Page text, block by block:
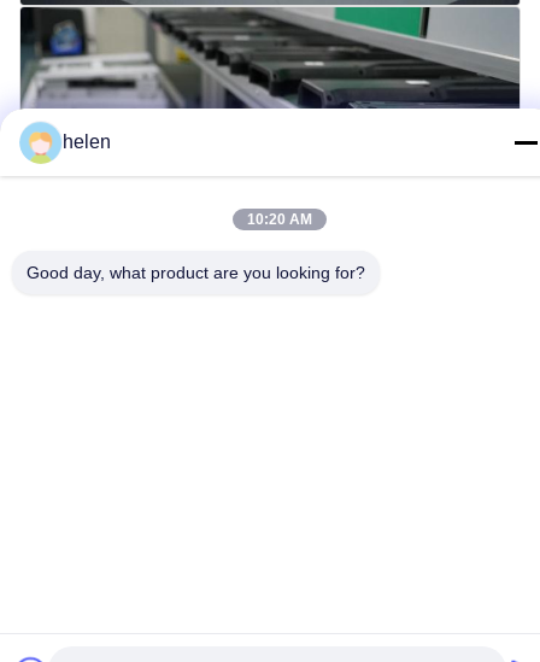
helen
10:20 AM
Good day, what product are you looking for?